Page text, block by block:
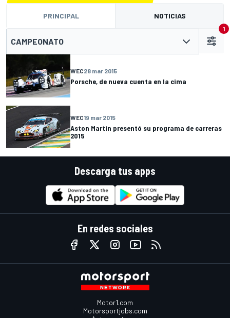
PRINCIPAL NOTICIAS
CAMPEONATO
1
WEC28 mar 2015
Porsche, de nueva cuenta en la cima
WEC19 mar 2015
Aston Martin presentó su programa de carreras
2015
Descarga tus apps
En redes sociales
Motor1.com
Motorsportjobs.com